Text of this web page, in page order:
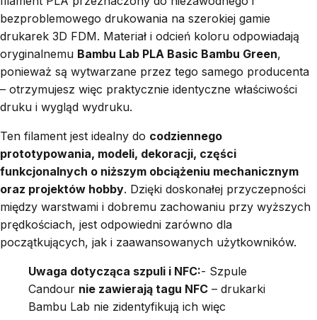
bezproblemowego drukowania na szerokiej gamie
drukarek 3D FDM. Materiał i odcień koloru odpowiadają
oryginalnemu Bambu Lab PLA Basic Bambu Green,
ponieważ są wytwarzane przez tego samego producenta
– otrzymujesz więc praktycznie identyczne właściwości
druku i wygląd wydruku.
Ten filament jest idealny do codziennego
prototypowania, modeli, dekoracji, części
funkcjonalnych o niższym obciążeniu mechanicznym
oraz projektów hobby. Dzięki doskonałej przyczepności
między warstwami i dobremu zachowaniu przy wyższych
prędkościach, jest odpowiedni zarówno dla
początkujących, jak i zaawansowanych użytkowników.
Uwaga dotycząca szpuli i NFC:- Szpule
Candour nie zawierają tagu NFC – drukarki
Bambu Lab nie zidentyfikują ich więc